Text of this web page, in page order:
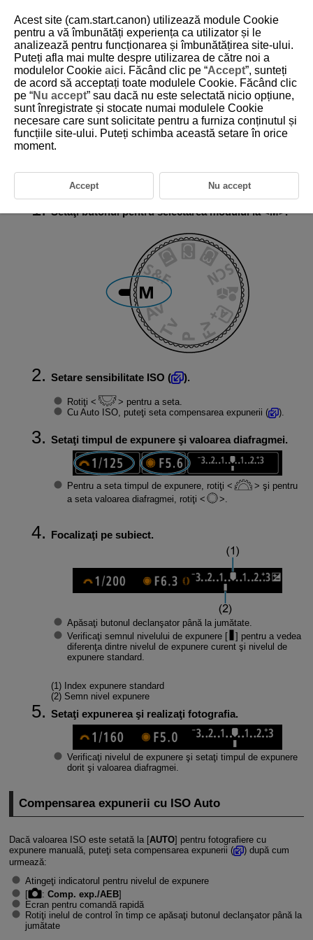
D388-054
M: Expunere manuală
Compensarea expunerii cu ISO Auto
În acest mod, setaţi atât timpul de expunere cât şi diafragma, după cum
Tv înseamnă Manual.
Setaţi butonul pentru selectarea modului la M .
Setare sensibilitate ISO ( ).
Rotiţi
pentru a seta.
Cu Auto ISO, puteţi seta compensarea expunerii (
).
Setaţi timpul de expunere şi valoarea diafragmei.
Pentru a seta timpul de expunere, rotiţi
şi pentru
a seta valoarea diafragmei, rotiţi
.
Focalizaţi pe subiect.
Apăsaţi butonul declanşator până la jumătate.
Verificaţi semnul nivelului de expunere [
] pentru a vedea
diferenţa dintre nivelul de expunere curent şi nivelul de
expunere standard.
(1) Index expunere standard
(2) Semn nivel expunere
Setaţi expunerea şi realizaţi fotografia.
Verificaţi nivelul de expunere şi setaţi timpul de expunere
dorit şi valoarea diafragmei.
Compensarea expunerii cu ISO Auto
Dacă valoarea ISO este setată la [AUTO] pentru fotografiere cu
expunere manuală, puteţi seta compensarea expunerii (
) după cum
urmează:
Atingeţi indicatorul pentru nivelul de expunere
[
: Comp. exp./AEB]
Ecran pentru comandă rapidă
Rotiţi inelul de control în timp ce apăsaţi butonul declanşator până la
jumătate
Acest site (cam.start.canon) utilizează module Cookie
pentru a vă îmbunătăți experiența ca utilizator și le
analizează pentru funcționarea și îmbunătățirea site-ului.
Puteți afla mai multe despre utilizarea de către noi a
modulelor Cookie aici. Făcând clic pe “Accept”, sunteți
de acord să acceptați toate modulele Cookie. Făcând clic
pe “Nu accept” sau dacă nu este selectată nicio opțiune,
sunt înregistrate și stocate numai modulele Cookie
necesare care sunt solicitate pentru a furniza conținutul și
funcțiile site-ului. Puteți schimba această setare în orice
moment.
Accept Nu accept